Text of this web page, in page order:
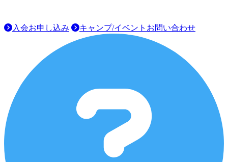
入会お申し込み キャンプ/イベントお問い合わせ